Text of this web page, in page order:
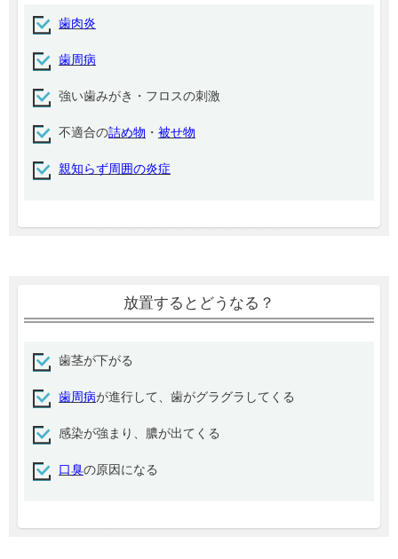
歯肉炎
歯周病
強い歯みがき・フロスの刺激
不適合の詰め物 ・ 被せ物
親知らず周囲の炎症
放置するとどうなる？
歯茎が下がる
歯周病が進行して、歯がグラグラしてくる
感染が強まり、膿が出てくる
口臭の原因になる